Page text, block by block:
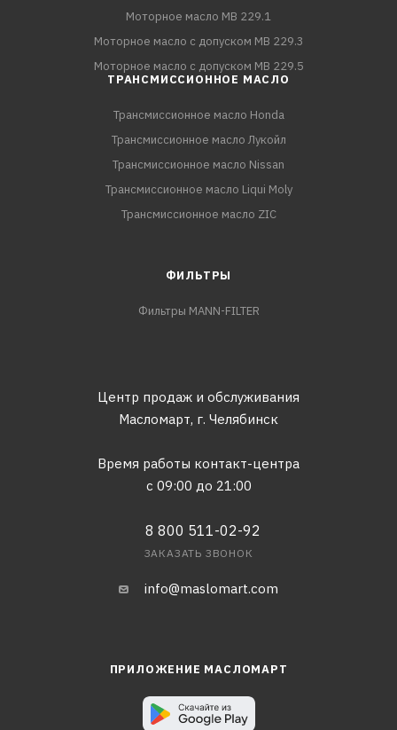
Моторное масло MB 229.1
Моторное масло с допуском MB 229.3
Моторное масло с допуском MB 229.5
ТРАНСМИССИОННОЕ МАСЛО
Трансмиссионное масло Honda
Трансмиссионное масло Лукойл
Трансмиссионное масло Nissan
Трансмиссионное масло Liqui Moly
Трансмиссионное масло ZIC
ФИЛЬТРЫ
Фильтры MANN-FILTER
Центр продаж и обслуживания
Масломарт, г. Челябинск
Время работы контакт-центра
с 09:00 до 21:00
8 800 511-02-92
ЗАКАЗАТЬ ЗВОНОК
info@maslomart.com
ПРИЛОЖЕНИЕ МАСЛОМАРТ